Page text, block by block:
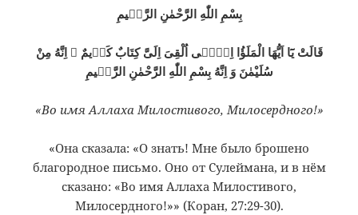
بِسْمِ اللّٰهِ الرَّحْمٰنِ الرَّحٖيمِ
قَالَتْ يَٓا اَيُّهَا الْمَلَؤُا اِنّٖٓى اُلْقِىَ اِلَىَّ كِتَابٌ كَرٖيمٌ ۞ اِنَّهُ مِنْ
سُلَيْمٰنَ وَ اِنَّهُ بِسْمِ اللّٰهِ الرَّحْمٰنِ الرَّحٖيمِ
«Во имя Аллаха Милостивого, Милосердного!»
«Она сказала: «О знать! Мне было брошено
благородное письмо. Оно от Сулеймана, и в нём
сказано: «Во имя Аллаха Милостивого,
Милосердного!»» (Коран, 27:29-30).